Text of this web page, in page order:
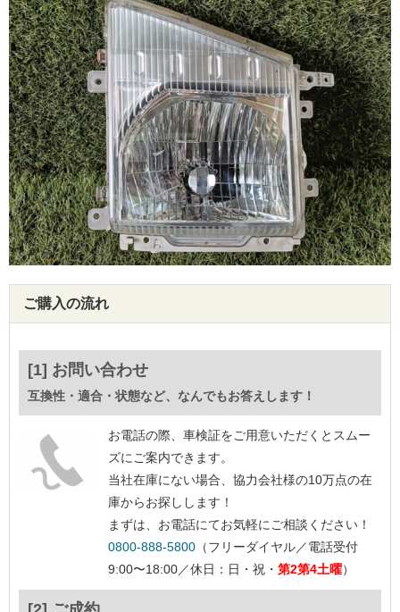
ご購入の流れ
[1] お問い合わせ
互換性・適合・状態など、なんでもお答えします！
お電話の際、車検証をご用意いただくとスムー
ズにご案内できます。
当社在庫にない場合、協力会社様の10万点の在
庫からお探しします！
まずは、お電話にてお気軽にご相談ください！
0800-888-5800 （フリーダイヤル／電話受付
9:00〜18:00／休日：日・祝・ 第2第4土曜）